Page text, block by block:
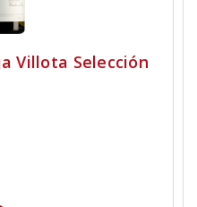
Villota Selección